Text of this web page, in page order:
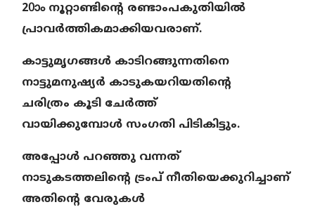
20ാം നൂറ്റാണ്ടിന്റെ രണ്ടാംപകുതിയിൽ
പ്രാവർത്തികമാക്കിയവരാണ്.
കാട്ടുമൃഗങ്ങൾ കാടിറങ്ങുന്നതിനെ
നാട്ടുമനുഷ്യർ കാടുകയറിയതിന്റെ
ചരിത്രം കൂടി ചേർത്ത്
വായിക്കുമ്പോൾ സംഗതി പിടികിട്ടും.
അപ്പോൾ പറഞ്ഞു വന്നത്
നാടുകടത്തലിന്റെ ട്രംപ് നീതിയെക്കുറിച്ചാണ്
അതിന്റെ വേരുകൾ